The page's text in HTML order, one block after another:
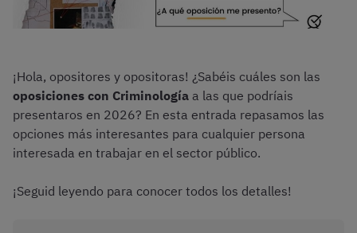
¡Hola, opositores y opositoras! ¿Sabéis cuáles son las
oposiciones con Criminología a las que podríais
presentaros en 2026? En esta entrada repasamos las
opciones más interesantes para cualquier persona
interesada en trabajar en el sector público.
¡Seguid leyendo para conocer todos los detalles!